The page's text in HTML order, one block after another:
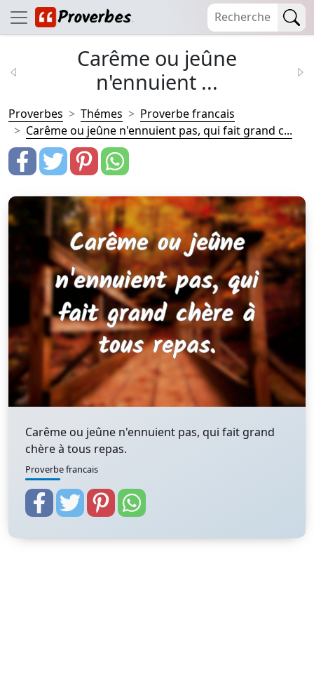
Carême ou jeûne
n'ennuient ...
Proverbes Thémes
Proverbe francais
Carême ou jeûne n'ennuient pas, qui fait grand c...
Carême ou jeûne n'ennuient pas, qui fait grand
chère à tous repas.
Proverbe francais